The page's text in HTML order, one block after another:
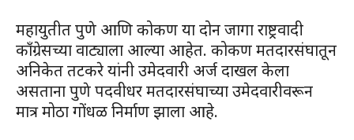
महायुतीत पुणे आणि कोकण या दोन जागा राष्ट्रवादी
काँग्रेसच्या वाट्याला आल्या आहेत. कोकण मतदारसंघातून
अनिकेत तटकरे यांनी उमेदवारी अर्ज दाखल केला
असताना पुणे पदवीधर मतदारसंघाच्या उमेदवारीवरून
मात्र मोठा गोंधळ निर्माण झाला आहे.